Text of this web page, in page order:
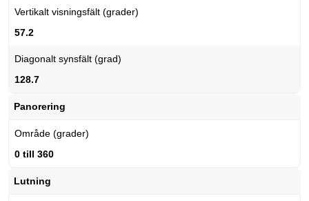
Vertikalt visningsfält (grader)
57.2
Diagonalt synsfält (grad)
128.7
Panorering
Område (grader)
0 till 360
Lutning